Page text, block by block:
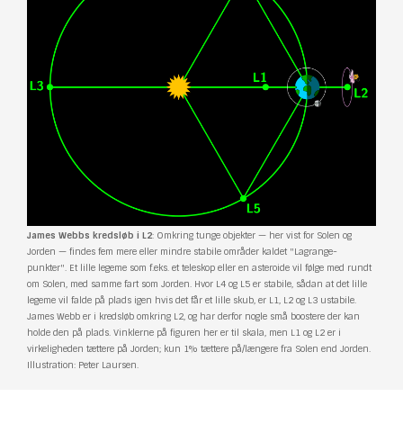
James Webbs kredsløb i L2: Omkring tunge objekter — her vist for Solen og
Jorden — findes fem mere eller mindre stabile områder kaldet "Lagrange-
punkter". Et lille legeme som f.eks. et teleskop eller en asteroide vil følge med rundt
om Solen, med samme fart som Jorden. Hvor L4 og L5 er stabile, sådan at det lille
legeme vil falde på plads igen hvis det får et lille skub, er L1, L2 og L3 ustabile.
James Webb er i kredsløb omkring L2, og har derfor nogle små boostere der kan
holde den på plads. Vinklerne på figuren her er til skala, men L1 og L2 er i
virkeligheden tættere på Jorden; kun 1% tættere på/længere fra Solen end Jorden.
Illustration: Peter Laursen.